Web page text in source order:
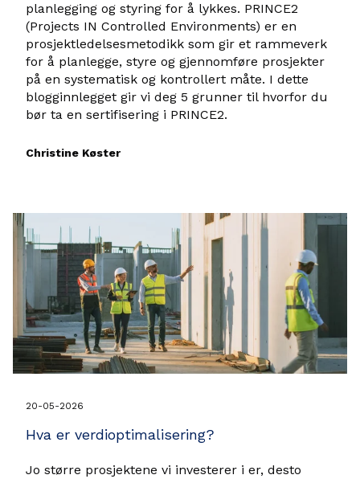
planlegging og styring for å lykkes. PRINCE2
(Projects IN Controlled Environments) er en
prosjektledelsesmetodikk som gir et rammeverk
for å planlegge, styre og gjennomføre prosjekter
på en systematisk og kontrollert måte. I dette
blogginnlegget gir vi deg 5 grunner til hvorfor du
bør ta en sertifisering i PRINCE2.
Christine Køster
20-05-2026
Hva er verdioptimalisering?
Jo større prosjektene vi investerer i er, desto